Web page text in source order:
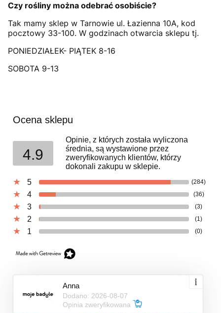
Czy rośliny można odebrać osobiście?
Tak mamy sklep w Tarnowie ul. Łazienna 10A, kod
pocztowy 33-100. W godzinach otwarcia sklepu tj.
PONIEDZIAŁEK- PIĄTEK 8-16
SOBOTA 9-13
Ocena sklepu
4.9
Opinie, z których została wyliczona
średnia, są wystawione przez
zweryfikowanych klientów, którzy
dokonali zakupu w sklepie.
5
(284)
4 (36)
3 (3)
2 (1)
1 (0)
Anna
Dodano: 2026-08-07
Opinia zweryfikowana